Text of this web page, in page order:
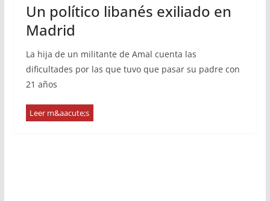
Un político libanés exiliado en
Madrid
La hija de un militante de Amal cuenta las
dificultades por las que tuvo que pasar su padre con
21 años